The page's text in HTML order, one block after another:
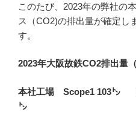
このたび、2023年の弊社の
ス（CO2)の排出量が確定し
す。
2023年大阪故鉄CO2排出量
本社工場 Scope1 103㌧
㌧